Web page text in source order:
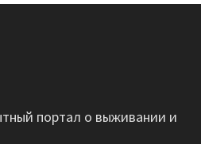
портал о выживании и